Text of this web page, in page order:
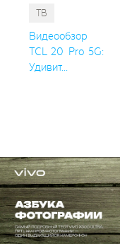
ТВ
Видеообзор
TCL 20 Pro 5G:
Удивит...